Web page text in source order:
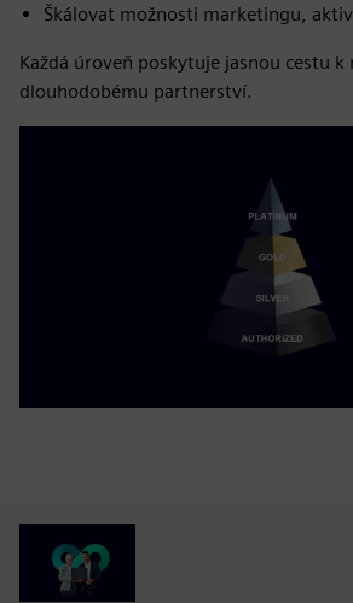
Škálovat možnosti marketingu,
Každá úroveň poskytuje jasnou cestu k
dlouhodobému partnerství.